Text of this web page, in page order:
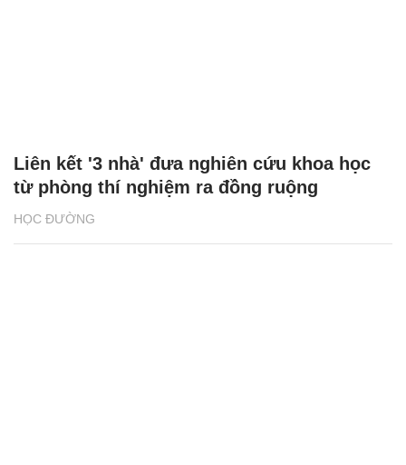
HỌC ĐƯỜNG
Liên kết '3 nhà' đưa nghiên cứu khoa học
từ phòng thí nghiệm ra đồng ruộng